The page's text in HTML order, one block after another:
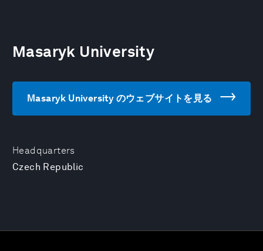
Headquarters
Czech Republic
Masaryk University
Masaryk University のウェブサイトを見る